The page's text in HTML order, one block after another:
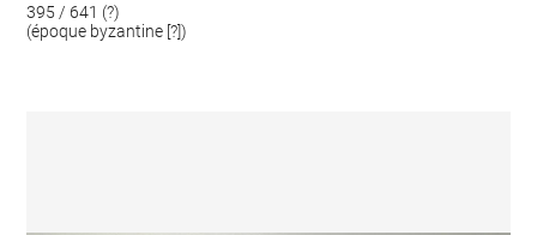
395 / 641 (?)
(époque byzantine [?])